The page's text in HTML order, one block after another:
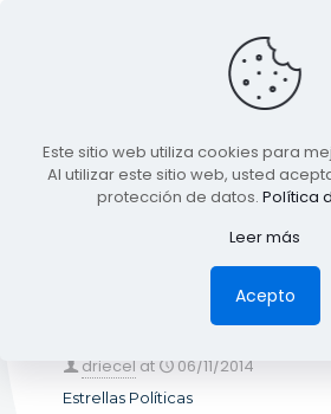
BLOG
TODA LA
Tags Authors
driecel at 06/11/2014
Estrellas Políticas
Este sitio web utiliza cookies para
Al utilizar este sitio web, usted
protección de datos. Política
Leer más
Acepto